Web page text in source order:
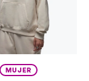
MUJER